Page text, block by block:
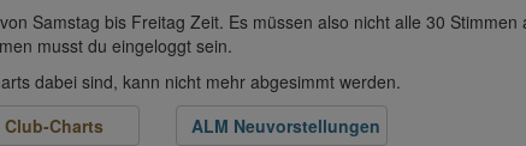
Samstag bis Freitag Zeit. Es müssen also nicht alle 30 Stimmen
musst du eingeloggt sein.
dabei sind, kann nicht mehr abgesimmt werden.
Club-Charts ALM Neuvorstellungen